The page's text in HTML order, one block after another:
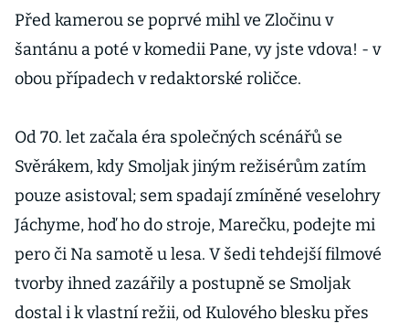
Před kamerou se poprvé mihl ve Zločinu v
šantánu a poté v komedii Pane, vy jste vdova! - v
obou případech v redaktorské roličce.
Od 70. let začala éra společných scénářů se
Svěrákem, kdy Smoljak jiným režisérům zatím
pouze asistoval; sem spadají zmíněné veselohry
Jáchyme, hoď ho do stroje, Marečku, podejte mi
pero či Na samotě u lesa. V šedi tehdejší filmové
tvorby ihned zazářily a postupně se Smoljak
dostal i k vlastní režii, od Kulového blesku přes